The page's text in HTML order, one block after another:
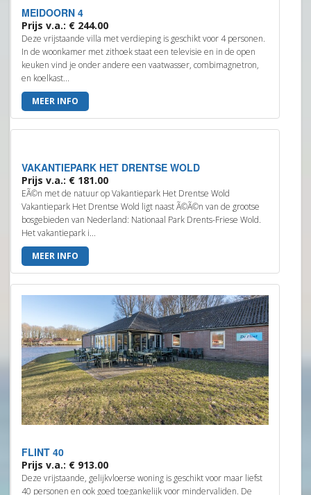
MEIDOORN 4
Prijs v.a.: € 244.00
Deze vrijstaande villa met verdieping is geschikt voor 4 personen.
In de woonkamer met zithoek staat een televisie en in de open
keuken vind je onder andere een vaatwasser, combimagnetron,
en koelkast...
MEER INFO
VAKANTIEPARK HET DRENTSE WOLD
Prijs v.a.: € 181.00
EÃ©n met de natuur op Vakantiepark Het Drentse Wold
Vakantiepark Het Drentse Wold ligt naast Ã©Ã©n van de grootse
bosgebieden van Nederland: Nationaal Park Drents-Friese Wold.
Het vakantiepark i...
MEER INFO
FLINT 40
Prijs v.a.: € 913.00
Deze vrijstaande, gelijkvloerse woning is geschikt voor maar liefst
40 personen en ook goed toegankelijk voor mindervaliden. De